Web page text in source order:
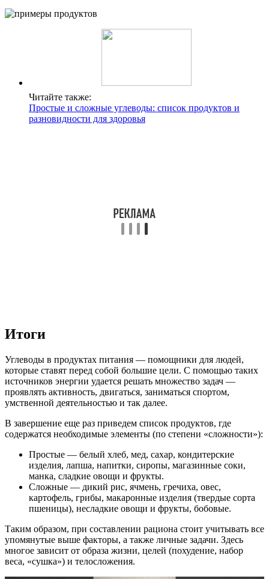
Читайте также:
Простые и сложные углеводы: список продуктов и
разновидности для здоровья
Итоги
Углеводы в продуктах питания — помощники для людей,
которые ставят перед собой большие цели. С помощью таких
источников энергии удается решать множество задач —
проявлять активность, двигаться, заниматься спортом,
умственной деятельностью и так далее.
В завершение еще раз приведем список продуктов, где
содержатся необходимые элементы (по степени «сложности»):
Простые — белый хлеб, мед, сахар, кондитерские
изделия, лапша, напитки, сиропы, магазинные соки,
манка, сладкие овощи и фрукты.
Сложные — дикий рис, ячмень, гречиха, овес,
картофель, грибы, макаронные изделия (твердые сорта
пшеницы), несладкие овощи и фрукты, бобовые.
Таким образом, при составлении рациона стоит учитывать все
упомянутые выше факторы, а также личные задачи. Здесь
многое зависит от образа жизни, целей (похудение, набор
веса, «сушка») и телосложения.